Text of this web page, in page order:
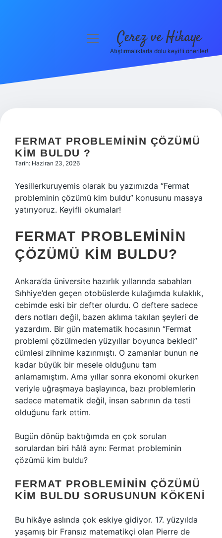
Hakkımızda
menüyü Çerez ve Hikaye
Atıştırmalıklarla dolu keyifli öneriler!
FERMAT PROBLEMININ ÇÖZÜMÜ
KIM BULDU ?
Tarih: Haziran 23, 2026
Yesillerkuruyemis olarak bu yazımızda “Fermat
probleminin çözümü kim buldu” konusunu masaya
yatırıyoruz. Keyifli okumalar!
FERMAT PROBLEMININ
ÇÖZÜMÜ KIM BULDU?
Ankara’da üniversite hazırlık yıllarında sabahları
Sıhhiye’den geçen otobüslerde kulağımda kulaklık,
cebimde eski bir defter olurdu. O deftere sadece
ders notları değil, bazen aklıma takılan şeyleri de
yazardım. Bir gün matematik hocasının “Fermat
problemi çözülmeden yüzyıllar boyunca bekledi”
cümlesi zihnime kazınmıştı. O zamanlar bunun ne
kadar büyük bir mesele olduğunu tam
anlamamıştım. Ama yıllar sonra ekonomi okurken
veriyle uğraşmaya başlayınca, bazı problemlerin
sadece matematik değil, insan sabrının da testi
olduğunu fark ettim.
Bugün dönüp baktığımda en çok sorulan
sorulardan biri hâlâ aynı: Fermat probleminin
çözümü kim buldu?
FERMAT PROBLEMININ ÇÖZÜMÜ
KIM BULDU SORUSUNUN KÖKENI
Bu hikâye aslında çok eskiye gidiyor. 17. yüzyılda
yaşamış bir Fransız matematikçi olan Pierre de